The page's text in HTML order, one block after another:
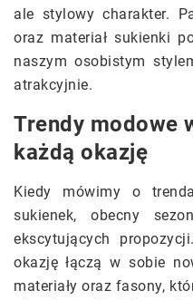
ale stylowy charakter.
oraz materiał sukienki
naszym osobistym
atrakcyjnie.
Trendy modowe
każdą okazję
Kiedy mówimy o
sukienek, obecny
ekscytujących
okazję łączą w sobie
materiały oraz fasony,